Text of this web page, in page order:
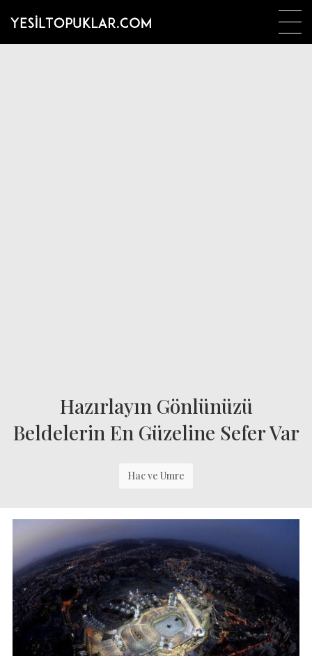
Hazırlayın Gönlünüzü
Beldelerin En Güzeline Sefer Var
Hac ve Umre